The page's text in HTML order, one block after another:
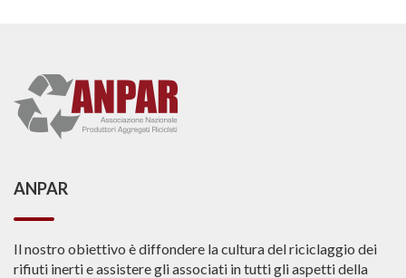
ANPAR
Il nostro obiettivo è diffondere la cultura del riciclaggio dei
rifiuti inerti e assistere gli associati in tutti gli aspetti della